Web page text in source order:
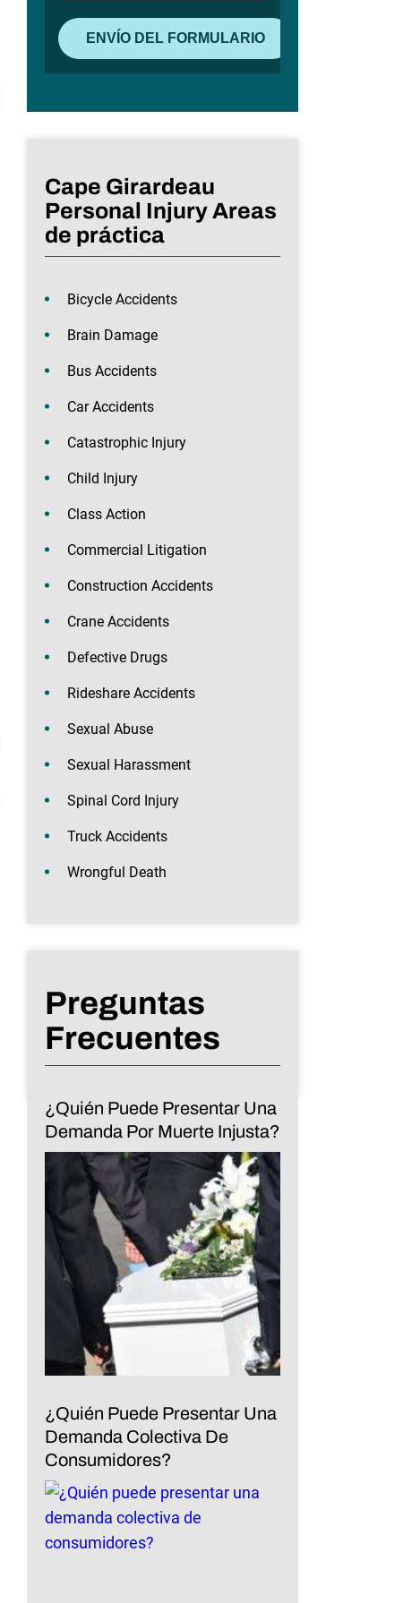
Cape Girardeau
Personal Injury Areas
de práctica
Bicycle Accidents
Brain Damage
Bus Accidents
Car Accidents
Catastrophic Injury
Child Injury
Class Action
Commercial Litigation
Construction Accidents
Crane Accidents
Defective Drugs
Rideshare Accidents
Sexual Abuse
Sexual Harassment
Spinal Cord Injury
Truck Accidents
Wrongful Death
Preguntas
Frecuentes
¿Quién Puede Presentar Una
Demanda Por Muerte Injusta?
¿Quién Puede Presentar Una
Demanda Colectiva De
Consumidores?